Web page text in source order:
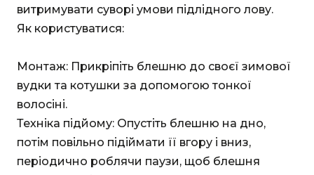
витримувати суворі умови підлідного лову.
Як користуватися:
Монтаж: Прикріпіть блешню до своєї зимової
вудки та котушки за допомогою тонкої
волосіні.
Техніка підйому: Опустіть блешню на дно,
потім повільно підіймати її вгору і вниз,
періодично роблячи паузи, щоб блешня